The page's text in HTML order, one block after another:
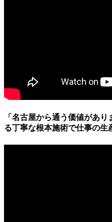
「名古屋から通う価値があ
る丁寧な根本施術で仕事の生